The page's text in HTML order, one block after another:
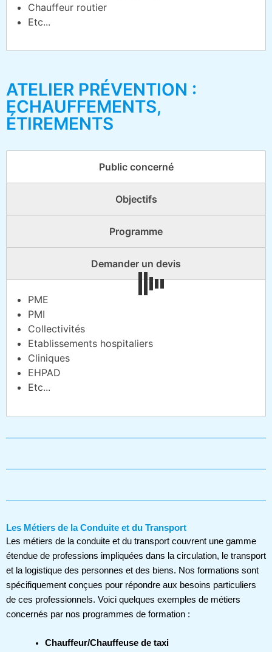
Chauffeur routier
Etc...
ATELIER PRÉVENTION :
ECHAUFFEMENTS,
ÉTIREMENTS
Public concerné
Objectifs
Programme
Demander un devis
PME
PMI
Collectivités
Etablissements hospitaliers
Cliniques
EHPAD
Etc...
Les Métiers de la Conduite et du Transport
Les métiers de la conduite et du transport couvrent une gamme
étendue de professions impliquées dans la circulation, le transport
et la logistique des personnes et des biens. Nos formations sont
spécifiquement conçues pour répondre aux besoins particuliers
de ces professionnels. Voici quelques exemples de métiers
concernés par nos programmes de formation :
Chauffeur/Chauffeuse de taxi